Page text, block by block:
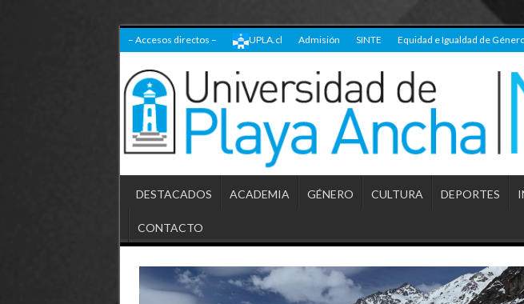
– Accesos directos – UPLA.cl Admisión SINTE Equidad e Igualdad de
DESTACADOS ACADEMIA GÉNERO CULTURA DEPORTES
CONTACTO